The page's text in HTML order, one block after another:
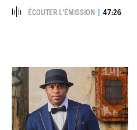
ÉCOUTER L’ÉMISSION 47:26